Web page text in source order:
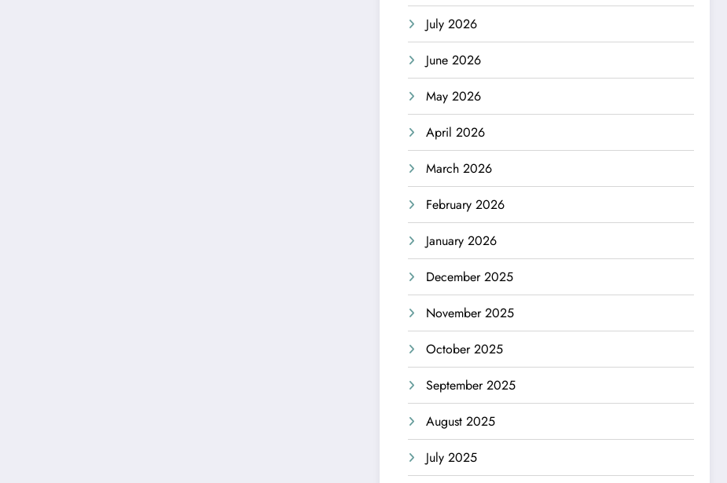
July 2026
June 2026
May 2026
April 2026
March 2026
February 2026
January 2026
December 2025
November 2025
October 2025
September 2025
August 2025
July 2025